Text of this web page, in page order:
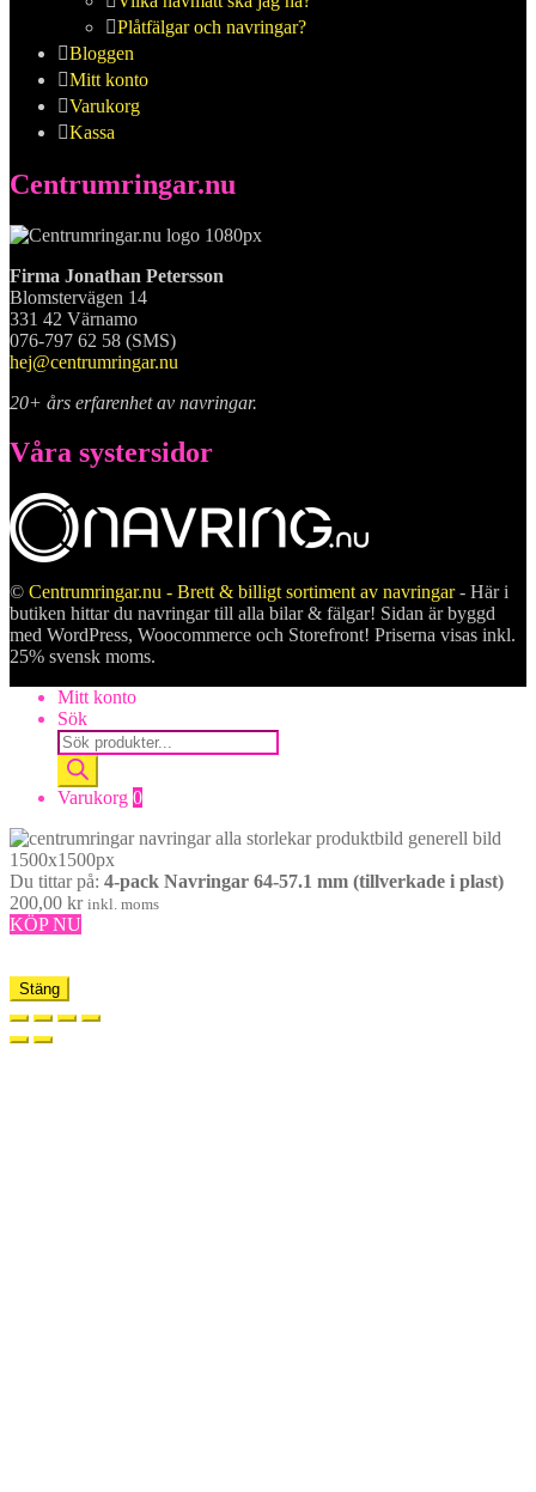
Plåtfälgar och navringar?
Bloggen
Mitt konto
Varukorg
Kassa
Centrumringar.nu
Firma Jonathan Petersson
Blomstervägen 14
331 42 Värnamo
076-797 62 58 (SMS)
hej@centrumringar.nu
20+ års erfarenhet av navringar.
Våra systersidor
© Centrumringar.nu - Brett & billigt sortiment av navringar- Här i
butiken hittar du navringar till alla bilar & fälgar! Sidan är byggd
med WordPress, Woocommerce och Storefront! Priserna visas inkl.
25% svensk moms.
Mitt konto
Sök
Products
search
Varukorg 0
Du tittar på: 4-pack Navringar 64-57.1 mm (tillverkade i plast)
200,00 kr inkl. moms
KÖP NU
Stäng